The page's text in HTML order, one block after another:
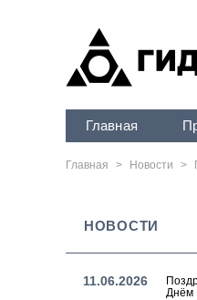
Главная
Главная > Новости >
НОВОСТИ
11.06.2026
Днём